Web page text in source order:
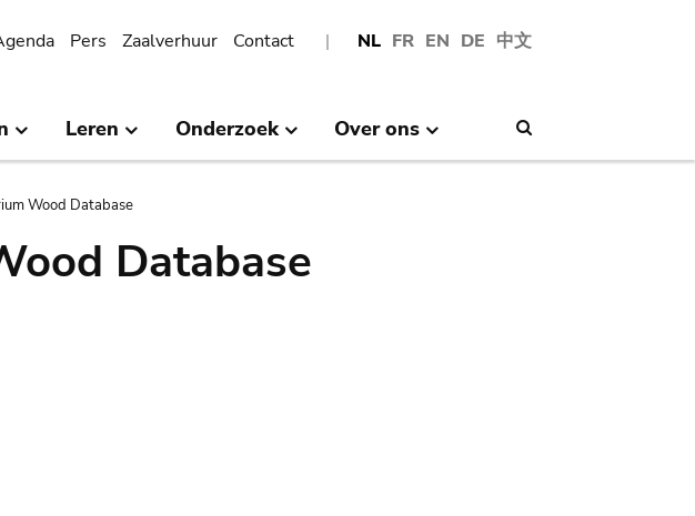
NL FR EN DE 中文
Pers Zaalverhuur Contact
Leren Onderzoek Over ons
Wood Database
Database